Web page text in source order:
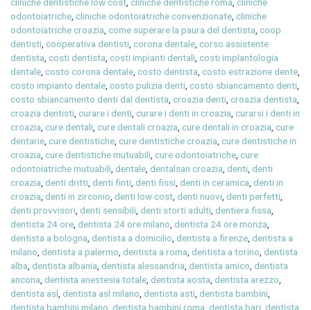
cliniche dentistiche low cost,cliniche dentistiche roma,cliniche
odontoiatriche,cliniche odontoiatriche convenzionate,cliniche
odontoiatriche croazia,come superare la paura del dentista,coop
dentisti,cooperativa dentisti,corona dentale,corso assistente
dentista,costi dentista,costi impianti dentali,costi implantologia
dentale,costo corona dentale,costo dentista,costo estrazione dente,
costo impianto dentale,costo pulizia denti,costo sbiancamento denti,
costo sbiancamento denti dal dentista,croazia denti,croazia dentista,
croazia dentisti,curare i denti,curare i denti in croazia,curarsi i denti in
croazia,cure dentali,cure dentali croazia,cure dentali in croazia,cure
dentarie,cure dentistiche,cure dentistiche croazia,cure dentistiche in
croazia,cure dentistiche mutuabili,cure odontoiatriche,cure
odontoiatriche mutuabili,dentale,dentalsan croazia,denti,denti
croazia,denti dritti,denti finti,denti fissi,denti in ceramica,denti in
croazia,denti in zirconio,denti low cost,denti nuovi,denti perfetti,
denti provvisori,denti sensibili,denti storti adulti,dentiera fissa,
dentista 24 ore,dentista 24 ore milano,dentista 24 ore monza,
dentista a bologna,dentista a domicilio,dentista a firenze,dentista a
milano,dentista a palermo,dentista a roma,dentista a torino,dentista
alba,dentista albania,dentista alessandria,dentista amico,dentista
ancona,dentista anestesia totale,dentista aosta,dentista arezzo,
dentista asl,dentista asl milano,dentista asti,dentista bambini,
dentista bambini milano,dentista bambini roma,dentista bari,dentista